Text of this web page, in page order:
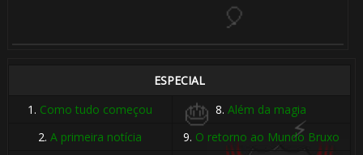
ESPECIAL
1. Como tudo começou 8.Além da magia
2.A primeira notícia 9. O retorno ao Mundo Bruxo
🎈